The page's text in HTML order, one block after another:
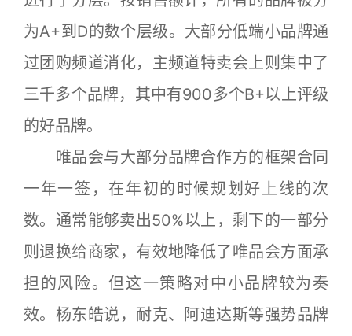
为A+到D的数个层级。大部分低端小品牌通
过团购频道消化，主频道特卖会上则集中了
三千多个品牌，其中有900多个B+以上评级
的好品牌。
唯品会与大部分品牌合作方的框架合同
一年一签，在年初的时候规划好上线的次
数。通常能够卖出50%以上，剩下的一部分
则退换给商家，有效地降低了唯品会方面承
担的风险。但这一策略对中小品牌较为奏
效。杨东皓说，耐克、阿迪达斯等强势品牌